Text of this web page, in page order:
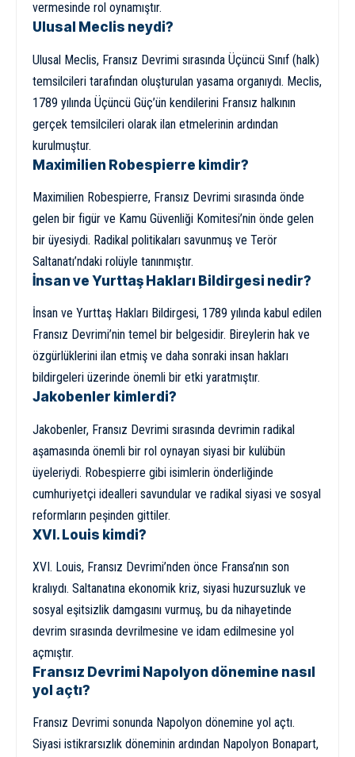
vermesinde rol oynamıştır.
Ulusal Meclis neydi?
Ulusal Meclis, Fransız Devrimi sırasında Üçüncü Sınıf (halk)
temsilcileri tarafından oluşturulan yasama organıydı. Meclis,
1789 yılında Üçüncü Güç’ün kendilerini Fransız halkının
gerçek temsilcileri olarak ilan etmelerinin ardından
kurulmuştur.
Maximilien Robespierre kimdir?
Maximilien Robespierre, Fransız Devrimi sırasında önde
gelen bir figür ve Kamu Güvenliği Komitesi’nin önde gelen
bir üyesiydi. Radikal politikaları savunmuş ve Terör
Saltanatı’ndaki rolüyle tanınmıştır.
İnsan ve Yurttaş Hakları Bildirgesi nedir?
İnsan ve Yurttaş Hakları Bildirgesi, 1789 yılında kabul edilen
Fransız Devrimi’nin temel bir belgesidir. Bireylerin hak ve
özgürlüklerini ilan etmiş ve daha sonraki insan hakları
bildirgeleri üzerinde önemli bir etki yaratmıştır.
Jakobenler kimlerdi?
Jakobenler, Fransız Devrimi sırasında devrimin radikal
aşamasında önemli bir rol oynayan siyasi bir kulübün
üyeleriydi. Robespierre gibi isimlerin önderliğinde
cumhuriyetçi idealleri savundular ve radikal siyasi ve sosyal
reformların peşinden gittiler.
XVI. Louis kimdi?
XVI. Louis, Fransız Devrimi’nden önce Fransa’nın son
kralıydı. Saltanatına ekonomik kriz, siyasi huzursuzluk ve
sosyal eşitsizlik damgasını vurmuş, bu da nihayetinde
devrim sırasında devrilmesine ve idam edilmesine yol
açmıştır.
Fransız Devrimi Napolyon dönemine nasıl
yol açtı?
Fransız Devrimi sonunda Napolyon dönemine yol açtı.
Siyasi istikrarsızlık döneminin ardından Napolyon Bonapart,